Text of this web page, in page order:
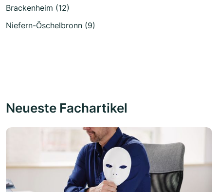
Brackenheim (12)
Niefern-Öschelbronn (9)
Neueste Fachartikel